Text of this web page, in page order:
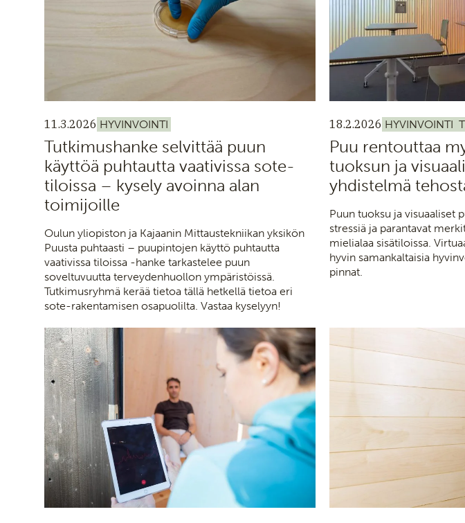
11.3.2026 HYVINVOINTI
Tutkimushanke selvittää puun
käyttöä puhtautta vaativissa sote-
tiloissa – kysely avoinna alan
toimijoille
Oulun yliopiston ja Kajaanin Mittaustekniikan yksikön
Puusta puhtaasti – puupintojen käyttö puhtautta
vaativissa tiloissa -hanke tarkastelee puun
soveltuvuutta terveydenhuollon ympäristöissä.
Tutkimusryhmä kerää tietoa tällä hetkellä tietoa eri
sote-rakentamisen osapuolilta. Vastaa kyselyyn!
18.2.2026 HYVINVOINTI
Puu rentouttaa
tuoksun ja
yhdistelmä
Puun tuoksu ja visuaaliset
stressiä ja parantavat
mielialaa sisätiloissa.
hyvin samankaltaisia
pinnat.